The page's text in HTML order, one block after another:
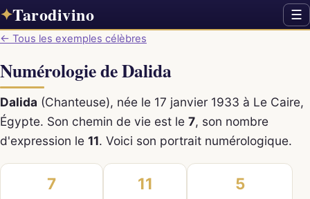
✦Tarodivino ☰
← Tous les exemples célèbres
Numérologie de Dalida
Dalida (Chanteuse), née le 17 janvier 1933 à Le Caire,
Égypte. Son chemin de vie est le 7, son nombre
d'expression le 11. Voici son portrait numérologique.
7 11 5